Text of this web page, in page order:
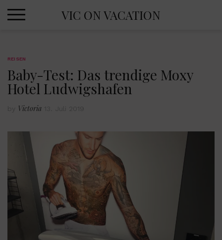
VIC ON VACATION
REISEN
Baby-Test: Das trendige Moxy
Hotel Ludwigshafen
Victoria